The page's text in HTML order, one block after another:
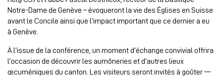
Notre-Dame de Genève – évoqueront la vie des Églises en Suisse
avant le Concile ainsi que l’impact important que ce dernier a eu
à Genève.
À l’issue de la conférence, un moment d’échange convivial offrira
l’occasion de découvrir les aumôneries et d’autres lieux
œcuméniques du canton. Les visiteurs seront invités à goûter —